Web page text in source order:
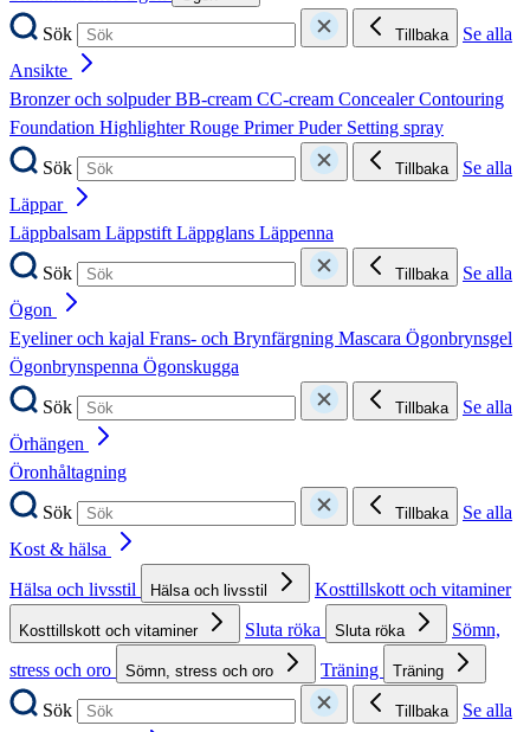
Sök Tillbaka
Se alla
Ansikte
Bronzer och solpuderBB-cream CC-cream ConcealerContouring
Foundation HighlighterRouge PrimerPuder Setting spray
Sök
Tillbaka
Se alla
Läppar
Läppbalsam LäppstiftLäppglans Läppenna
Sök
Tillbaka
Se alla
Ögon
Eyeliner och kajal Frans- och Brynfärgning Mascara Ögonbrynsgel
Ögonbrynspenna Ögonskugga
Sök
Tillbaka
Se alla
Örhängen
Öronhåltagning
Sök
Tillbaka
Se alla
Kost & hälsa
Hälsa och livsstil
Hälsa och livsstil Kosttillskott och vitaminer
Kosttillskott och vitaminer Sluta röka Sluta röka
Sömn,
stress och oro
Sömn, stress och oro Träning Träning
Sök Tillbaka
Se alla